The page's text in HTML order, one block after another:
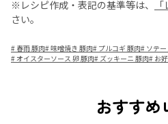
※レシピ作成・表記の基準等は、
さい。
# 春雨 豚肉#味噌焼き 豚肉# プルコギ 豚肉# ソテ
#オイスターソース 卵 豚肉# ズッキーニ 豚肉# お
おすすめ